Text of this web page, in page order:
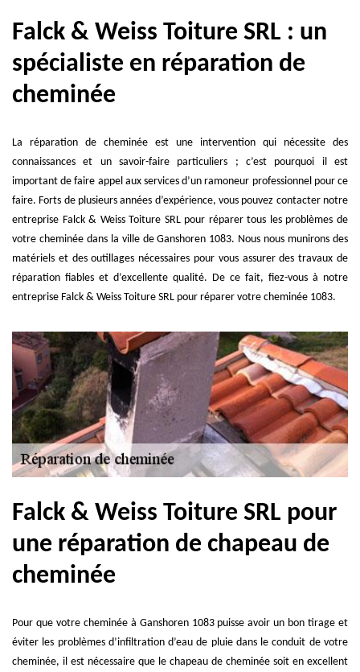
Falck & Weiss Toiture SRL : un
spécialiste en réparation de
cheminée
La réparation de cheminée est une intervention qui nécessite des
connaissances et un savoir-faire particuliers ; c’est pourquoi il est
important de faire appel aux services d’un ramoneur professionnel pour ce
faire. Forts de plusieurs années d’expérience, vous pouvez contacter notre
entreprise Falck & Weiss Toiture SRL pour réparer tous les problèmes de
votre cheminée dans la ville de Ganshoren 1083. Nous nous munirons des
matériels et des outillages nécessaires pour vous assurer des travaux de
réparation fiables et d’excellente qualité. De ce fait, fiez-vous à notre
entreprise Falck & Weiss Toiture SRL pour réparer votre cheminée 1083.
Falck & Weiss Toiture SRL pour
une réparation de chapeau de
cheminée
Pour que votre cheminée à Ganshoren 1083 puisse avoir un bon tirage et
éviter les problèmes d’infiltration d’eau de pluie dans le conduit de votre
cheminée, il est nécessaire que le chapeau de cheminée soit en excellent